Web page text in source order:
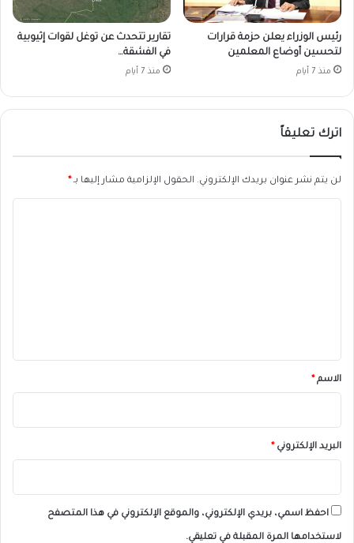
رئيس الوزراء يعلن حزمة قرارات
لتحسين أوضاع المعلمين
منذ 7 أيام
تقارير تتحدث عن توغل لقوات إثيوبية
في الفشقة…
منذ 7 أيام
اترك تعليقاً
لن يتم نشر عنوان بريدك الإلكتروني. الحقول الإلزامية مشار إليها بـ*
*الاسم*
البريد الإلكتروني*
احفظ اسمي، بريدي الإلكتروني، والموقع الإلكتروني في هذا المتصفح
لاستخدامها المرة المقبلة في تعليقي.